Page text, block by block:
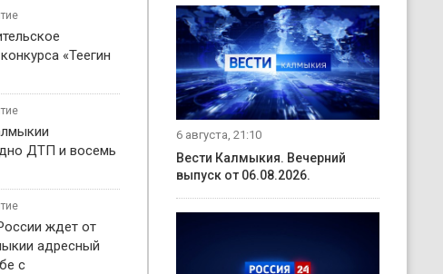
«Теегин
ДТП и восемь
ждет от
адресный
с
6 августа, 21:10
Вести Калмыкия. Вечерний
выпуск от 06.08.2026.